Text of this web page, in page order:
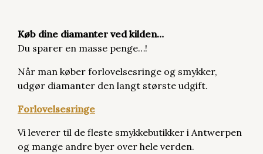
Køb dine diamanter ved kilden…
Du sparer en masse penge…!
Når man køber forlovelsesringe og smykker,
udgør diamanter den langt største udgift.
Forlovelsesringe
Vi leverer til de fleste smykkebutikker i Antwerpen
og mange andre byer over hele verden.